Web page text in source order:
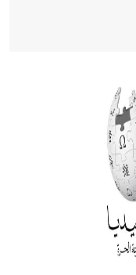
جروح الرأس. ويعود
في البحر ويتركب
شديد الحمرة وهو
الش